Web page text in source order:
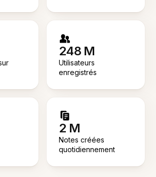
248 M
Utilisateurs
enregistrés
2 M
Notes créées
quotidiennement